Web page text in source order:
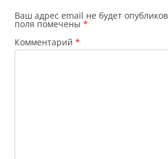
Ваш адрес email не будет
поля помечены *
Комментарий *